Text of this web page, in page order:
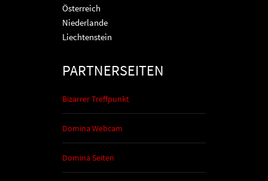
Österreich
Niederlande
Liechtenstein
PARTNERSEITEN
Bizarrer Treffpunkt
Domina Webcam
Domina Seiten